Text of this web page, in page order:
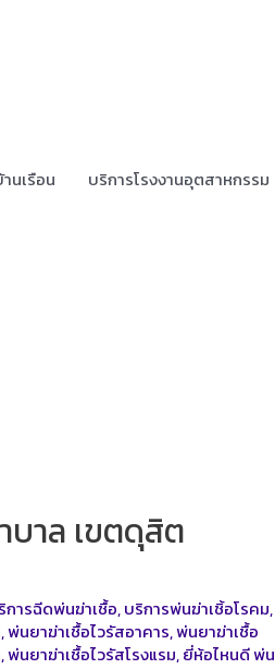
นเรือน บริการโรงงานอุตสาหกรรม
บาล เขตดุสิต
การฉีดพ่นฆ่าเชื้อ,บริการพ่นฆ่าเชิ้อโรคม,
,พ่นยาฆ่าเชื้อไวรัสอาคาร,พ่นยาฆ่าเชื้อ
,พ่นยาฆ่าเชื้อไวรัสโรงแรม,ยี่ห้อไหนดี พ่น